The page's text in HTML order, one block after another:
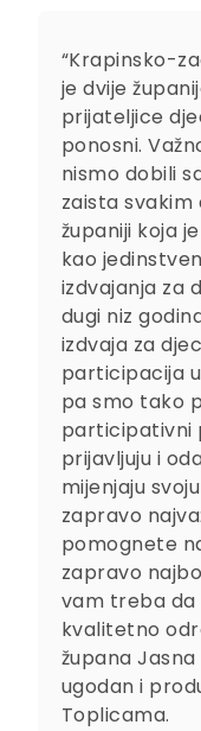
“Krapinsko-
je dvije
prijateljice
ponosni.
nismo dobili
zaista svakim
županiji koja
kao
izdvajanja za
dugi niz
izdvaja za
participacija
pa smo tako
participativni
prijavljuju i
mijenjaju
zapravo
pomognete
zapravo
vam treba da
kvalitetno
župana
ugodan i
Toplicama.